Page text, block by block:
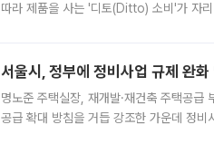
따라 제품을 사는 '디토(Ditto) 소비'가 자
서울시, 정부에 정비사업 규제 완
명노준 주택실장, 재개발·재건축 주택공급
공급 확대 방침을 거듭 강조한 가운데 정